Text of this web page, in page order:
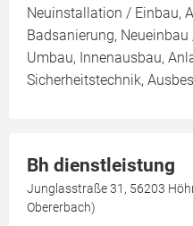
Neuinstallation / Einbau,
Badsanierung,
Umbau, Innenausbau,
Sicherheitstechnik,
Bh dienstleistung
Junglasstraße 31, 56203
Obererbach)